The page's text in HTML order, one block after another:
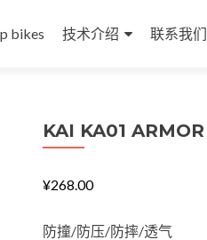
bikes 技术介绍 联系我们
KAI KA01 ARMOR
¥268.00
防撞/防压/防摔/透气